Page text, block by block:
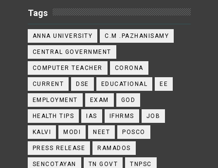
Tags
ANNA UNIVERSITY C.M .PAZHANISAMY
CENTRAL GOVERNMENT
COMPUTER TEACHER CORONA
CURRENT DSE EDUCATIONAL EE
EMPLOYMENT EXAM GOD
HEALTH TIPS IAS IFHRMS JOB
KALVI MODI NEET POSCO
PRESS RELEASE RAMADOS
SENCOTAYAN TN GOVT TNPSC